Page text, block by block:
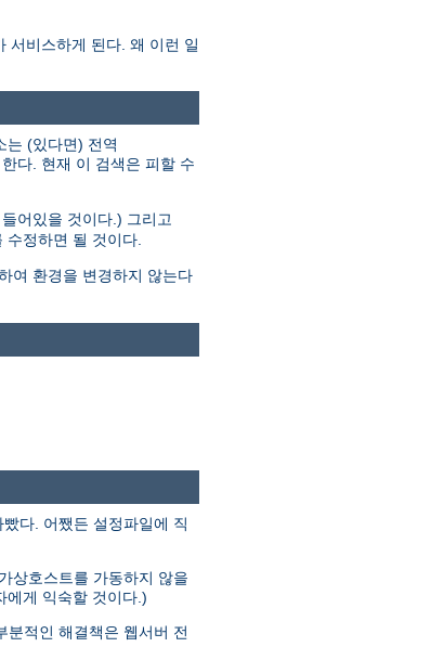
서비스하게 된다. 왜 이런 일
는 (있다면) 전역
다. 현재 이 검색은 피할 수
어있을 것이다.) 그리고
수정하면 될 것이다.
여 환경을 변경하지 않는다
다. 어쨌든 설정파일에 직
상호스트를 가동하지 않을
에게 익숙할 것이다.)
분적인 해결책은 웹서버 전